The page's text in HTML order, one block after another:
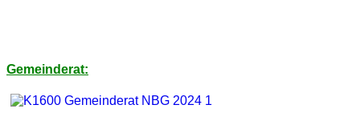
Gemeinderat: